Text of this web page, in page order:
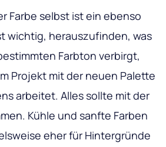
Farbe selbst ist ein ebenso
wichtig, herauszufinden, was
Farbton verbirgt,
Projekt mit der neuen Palette
arbeitet. Alles sollte mit der
Kühle und sanfte Farben
eher für Hintergründe